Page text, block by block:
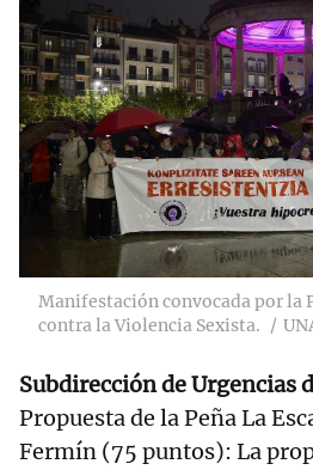
Manifestación convocada por la
contra la Violencia Sexista.
Subdirección de Urgencias
Propuesta de la Peña La
Fermín (75 puntos): La